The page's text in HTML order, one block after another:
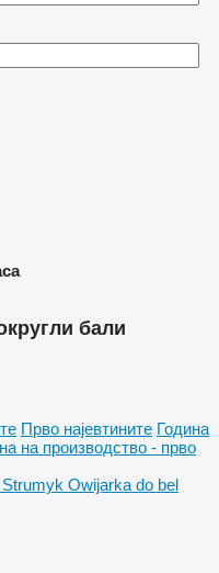
бали
Прво најевтините Година
на производство - прво